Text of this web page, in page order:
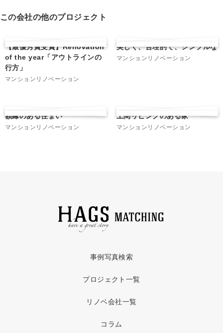
この会社の他のプロジェクト
【最優秀賞受賞】Renovation
of the year「アウトラインの
行方」
マンションリノベーション
美しく、合理的で、シンプルな
マンションリノベーション
額縁のある住まい
マンションリノベーション
土間リビングのある家
マンションリノベーション
事例写真検索
プロジェクト一覧
リノベ会社一覧
コラム